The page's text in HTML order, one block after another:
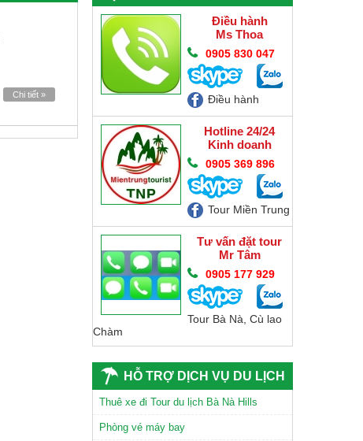
Chi tiết »
Điều hành
Ms Thoa
0905 830 047
Điều hành
Hotline 24/24
Kinh doanh
0905 369 896
Tour Miền Trung
Tư vấn đặt tour
Mr Tâm
0905 177 929
Tour Bà Nà, Cù lao
Chàm
HỖ TRỢ DỊCH VỤ DU LỊCH
Thuê xe đi Tour du lịch Bà Nà Hills
Phòng vé máy bay
CHÙA LINH ỨNG SƠN TRÀ